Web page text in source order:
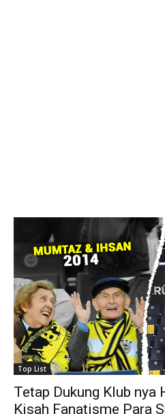
Top List
Tetap Dukung Klub nya
Kisah Fanatisme Para